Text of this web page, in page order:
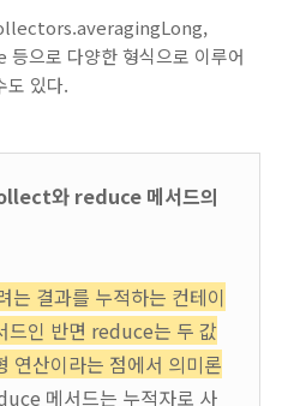
으로 다양한 형식으로 이루어
도 있다.
와 reduce 메서드의
결과를 누적하는 컨테이
드인 반면 reduce는 두 값
연산이라는 점에서 의미론
메서드는 누적자로 사